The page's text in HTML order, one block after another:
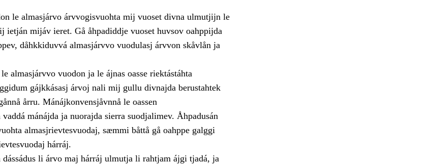
le almasjárvo árvvogisvuohta mij vuoset divna ulmutjijn le
mijáv ieret. Gå åhpadiddje vuoset huvsov oahppijda
dåhkkiduvvá almasjárvvo vuodulasj árvvon skåvlån ja
almasjárvvo vuodon ja le ájnas oasse riektástáhta
gájkkásasj árvoj nali mij gullu divnajda berustahtek
årru. Mánájkonvensjåvnnå le oassen
mánájda ja nuorajda sierra suodjalimev. Åhpadusán
almasjrievtesvuodaj, sæmmi båttå gå oahppe galggi
hárráj.
dássádus li árvo maj hárráj ulmutja li rahtjam ájgi tjadá, ja